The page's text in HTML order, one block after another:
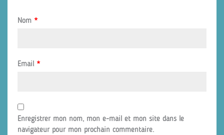
Nom *
Email *
Enregistrer mon nom, mon e-mail et mon site dans le
navigateur pour mon prochain commentaire.